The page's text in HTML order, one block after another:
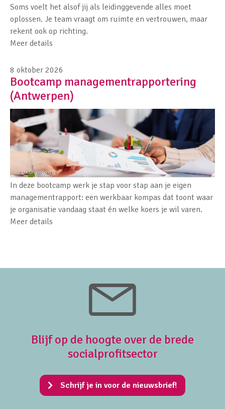
Soms voelt het alsof jij als leidinggevende alles moet
oplossen. Je team vraagt om ruimte en vertrouwen, maar
rekent ook op richting.
Meer details
8 oktober 2026
Bootcamp managementrapportering
(Antwerpen)
In deze bootcamp werk je stap voor stap aan je eigen
managementrapport: een werkbaar kompas dat toont waar
je organisatie vandaag staat én welke koers je wil varen.
Meer details
Blijf op de hoogte over de brede
socialprofitsector
Schrijf je in voor de nieuwsbrief!